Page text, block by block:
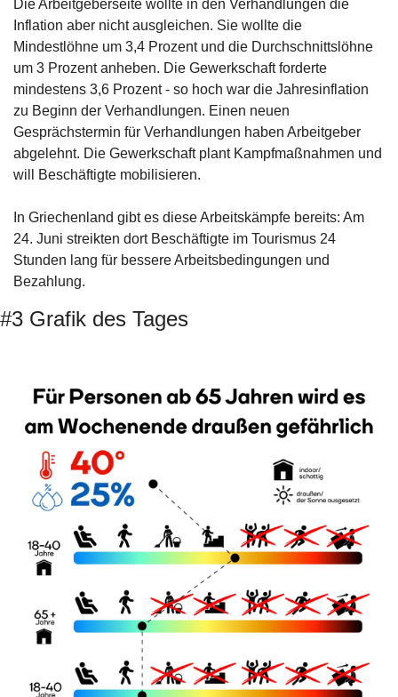
Die Arbeitgeberseite wollte in den Verhandlungen die
Inflation aber nicht ausgleichen. Sie wollte die
Mindestlöhne um 3,4 Prozent und die Durchschnittslöhne
um 3 Prozent anheben. Die Gewerkschaft forderte
mindestens 3,6 Prozent - so hoch war die Jahresinflation
zu Beginn der Verhandlungen. Einen neuen
Gesprächstermin für Verhandlungen haben Arbeitgeber
abgelehnt. Die Gewerkschaft plant Kampfmaßnahmen und
will Beschäftigte mobilisieren.
In Griechenland gibt es diese Arbeitskämpfe bereits: Am
24. Juni streikten dort Beschäftigte im Tourismus 24
Stunden lang für bessere Arbeitsbedingungen und
Bezahlung.
#3 Grafik des Tages